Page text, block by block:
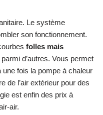
Le système
son fonctionnement.
folles mais
parmi d’autres. Vous permet
une fois la pompe à chaleur
de l’air extérieur pour des
est enfin des prix à
air.